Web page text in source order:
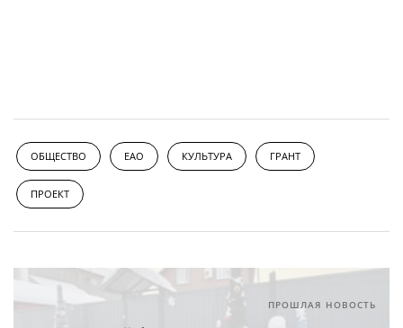
ОБЩЕСТВО ЕАО КУЛЬТУРА ГРАНТ
ПРОЕКТ
ПРОШЛАЯ НОВОСТЬ